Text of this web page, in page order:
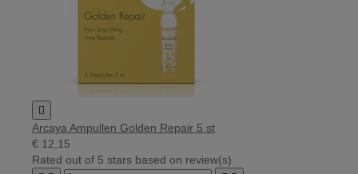

Arcaya Ampullen Golden Repair 5 st
€ 12,15
Rated out of 5 stars based on review(s)